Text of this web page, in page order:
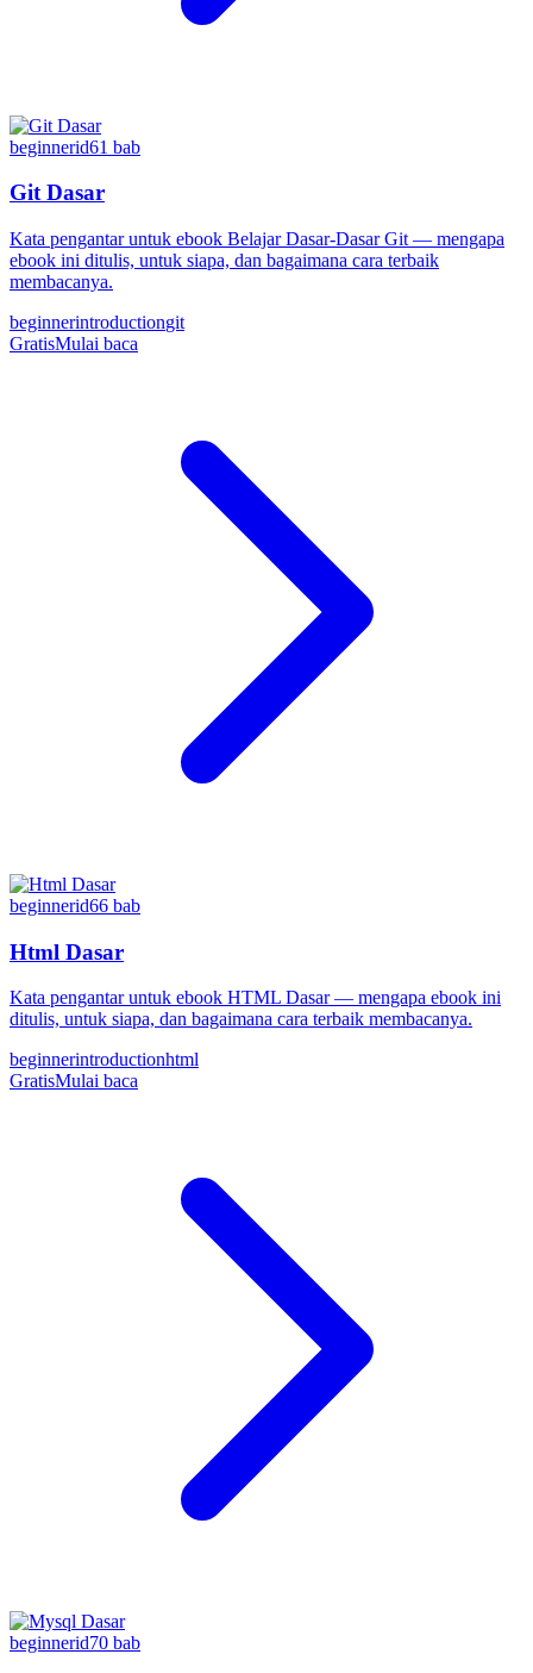
beginnerid61 bab
Git Dasar
Kata pengantar untuk ebook Belajar Dasar-Dasar Git — mengapa
ebook ini ditulis, untuk siapa, dan bagaimana cara terbaik
membacanya.
beginnerintroductiongit
GratisMulai baca
beginnerid66 bab
Html Dasar
Kata pengantar untuk ebook HTML Dasar — mengapa ebook ini
ditulis, untuk siapa, dan bagaimana cara terbaik membacanya.
beginnerintroductionhtml
GratisMulai baca
beginnerid70 bab